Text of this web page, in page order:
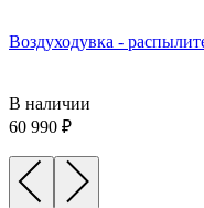
Воздуходувка -
В наличии
60 990